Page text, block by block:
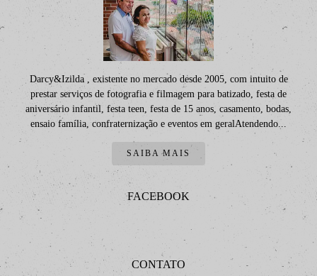
Darcy&Izilda , existente no mercado desde 2005, com intuito de
prestar serviços de fotografia e filmagem para batizado, festa de
aniversário infantil, festa teen, festa de 15 anos, casamento, bodas,
ensaio família, confraternização e eventos em geralAtendendo...
SAIBA MAIS
FACEBOOK
CONTATO